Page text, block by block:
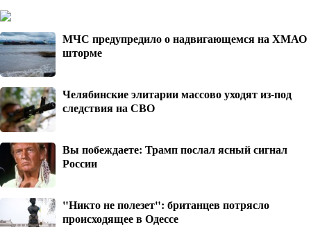
МЧС предупредило о надвигающемся на ХМАО
шторме
Челябинские элитарии массово уходят из-под
следствия на СВО
Вы побеждаете: Трамп послал ясный сигнал
России
"Никто не полезет": британцев потрясло
происходящее в Одессе